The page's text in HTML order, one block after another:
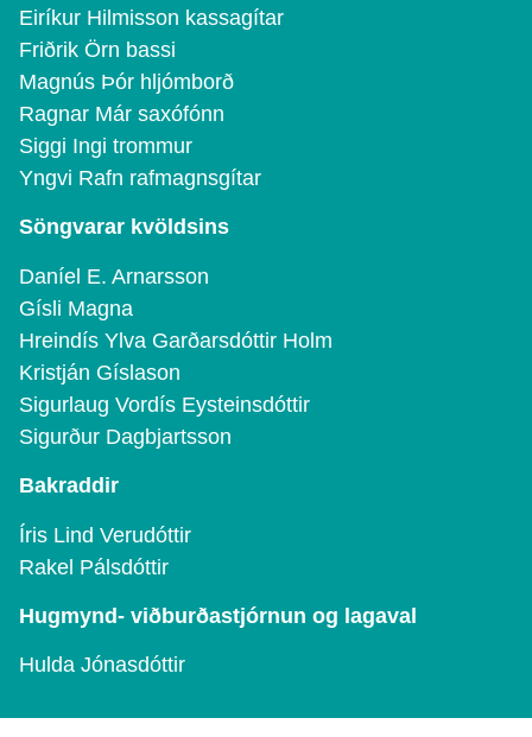
Eiríkur Hilmisson kassagítar
Friðrik Örn bassi
Magnús Þór hljómborð
Ragnar Már saxófónn
Siggi Ingi trommur
Yngvi Rafn rafmagnsgítar
Söngvarar kvöldsins
Daníel E. Arnarsson
Gísli Magna
Hreindís Ylva Garðarsdóttir Holm
Kristján Gíslason
Sigurlaug Vordís Eysteinsdóttir
Sigurður Dagbjartsson
Bakraddir
Íris Lind Verudóttir
Rakel Pálsdóttir
Hugmynd- viðburðastjórnun og lagaval
Hulda Jónasdóttir